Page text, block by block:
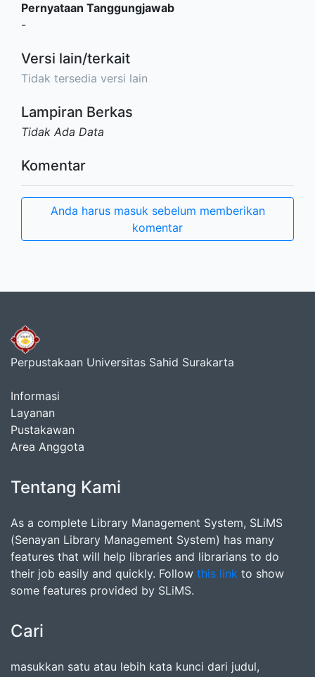
Pernyataan Tanggungjawab
-
Versi lain/terkait
Tidak tersedia versi lain
Lampiran Berkas
Tidak Ada Data
Komentar
Anda harus masuk sebelum memberikan
komentar
Perpustakaan Universitas Sahid Surakarta
Informasi
Layanan
Pustakawan
Area Anggota
Tentang Kami
As a complete Library Management System, SLiMS
(Senayan Library Management System) has many
features that will help libraries and librarians to do
their job easily and quickly. Follow this link to show
some features provided by SLiMS.
Cari
masukkan satu atau lebih kata kunci dari judul,